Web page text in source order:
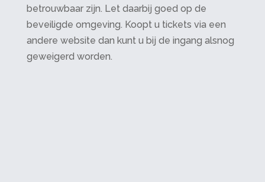
betrouwbaar zijn. Let daarbij goed op de
beveiligde omgeving. Koopt u tickets via een
andere website dan kunt u bij de ingang alsnog
geweigerd worden.